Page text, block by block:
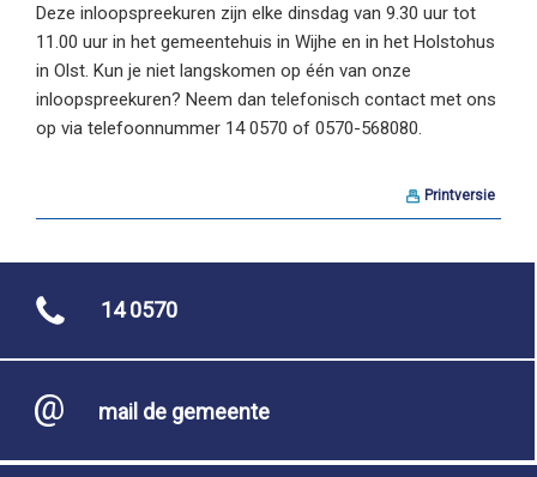
Deze inloopspreekuren zijn elke dinsdag van 9.30 uur tot
11.00 uur in het gemeentehuis in Wijhe en in het Holstohus
in Olst. Kun je niet langskomen op één van onze
inloopspreekuren? Neem dan telefonisch contact met ons
op via telefoonnummer 14 0570 of 0570-568080.
Printversie
14 0570
mail de gemeente